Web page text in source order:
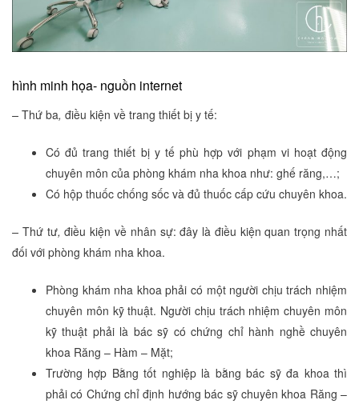
hình minh họa- nguồn internet
– Thứ ba, điều kiện về trang thiết bị y tế:
Có đủ trang thiết bị y tế phù hợp với phạm vi hoạt động
chuyên môn của phòng khám nha khoa như: ghế răng,…;
Có hộp thuốc chống sốc và đủ thuốc cấp cứu chuyên khoa.
– Thứ tư, điều kiện về nhân sự: đây là điều kiện quan trọng nhất
đối với phòng khám nha khoa.
Phòng khám nha khoa phải có một người chịu trách nhiệm
chuyên môn kỹ thuật. Người chịu trách nhiệm chuyên môn
kỹ thuật phải là bác sỹ có chứng chỉ hành nghề chuyên
khoa Răng – Hàm – Mặt;
Trường hợp Bằng tốt nghiệp là bằng bác sỹ đa khoa thì
phải có Chứng chỉ định hướng bác sỹ chuyên khoa Răng –